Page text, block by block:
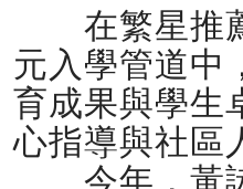
在繁星推薦
元入學管道中
育成果與學生
心指導與社區
今年，黃詠